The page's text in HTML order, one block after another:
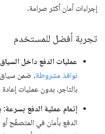
إجراءات أمان أكثر صرامة.
تجربة أفضل للمستخدم
عمليات الدفع داخل
نوافذ مشروطة، ضمن سياق
بالتاجر، بدون عمليات
إتمام عملية الدفع بسرعة:
الدفع بأمان في المتصفّح